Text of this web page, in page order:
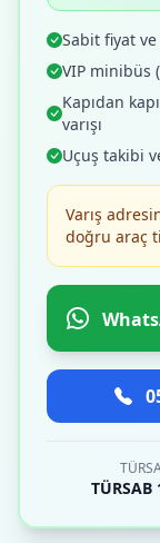
Sabit fiyat ve
VIP minibüs
Kapıdan
varışı
Uçuş takibi
Varış
doğru araç
TÜRSAB